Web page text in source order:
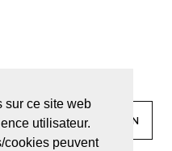
sur ce site web
utilisateur.
cookies peuvent